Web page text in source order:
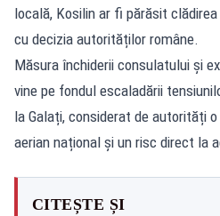
locală, Kosilin ar fi părăsit
cu decizia autorităților române.
Măsura închiderii consulatului și
vine pe fondul escaladării
la Galați, considerat de autorități
aerian național și un risc direct la
CITEȘTE ȘI